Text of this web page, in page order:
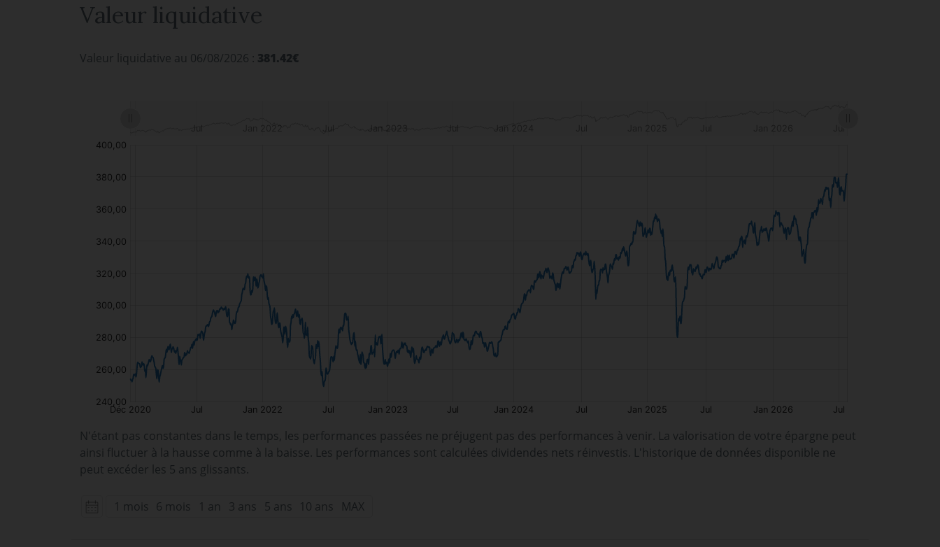
Valeur liquidative
Valeur liquidative au 06/08/2026 : 381.42€
N'étant pas constantes dans le temps, les performances passées ne préjugent pas des performances à venir. La valorisation de votre épargne peut
ainsi fluctuer à la hausse comme à la baisse. Les performances sont calculées dividendes nets réinvestis. L'historique de données disponible ne
peut excéder les 5 ans glissants.
1 mois 6 mois 1 an 3 ans 5 ans 10 ans MAX